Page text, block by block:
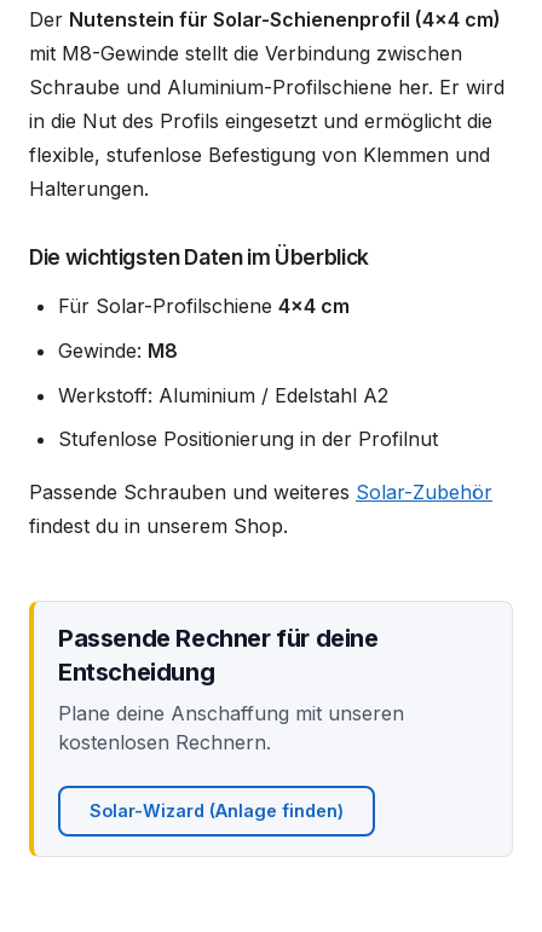
Der Nutenstein für Solar-Schienenprofil (4x4 cm)
mit M8-Gewinde stellt die Verbindung zwischen
Schraube und Aluminium-Profilschiene her. Er wird
in die Nut des Profils eingesetzt und ermöglicht die
flexible, stufenlose Befestigung von Klemmen und
Halterungen.
Die wichtigsten Daten im Überblick
Für Solar-Profilschiene 4x4 cm
Gewinde: M8
Werkstoff: Aluminium / Edelstahl A2
Stufenlose Positionierung in der Profilnut
Passende Schrauben und weiteres Solar-Zubehör
findest du in unserem Shop.
Passende Rechner für deine
Entscheidung
Plane deine Anschaffung mit unseren
kostenlosen Rechnern.
Solar-Wizard (Anlage finden)